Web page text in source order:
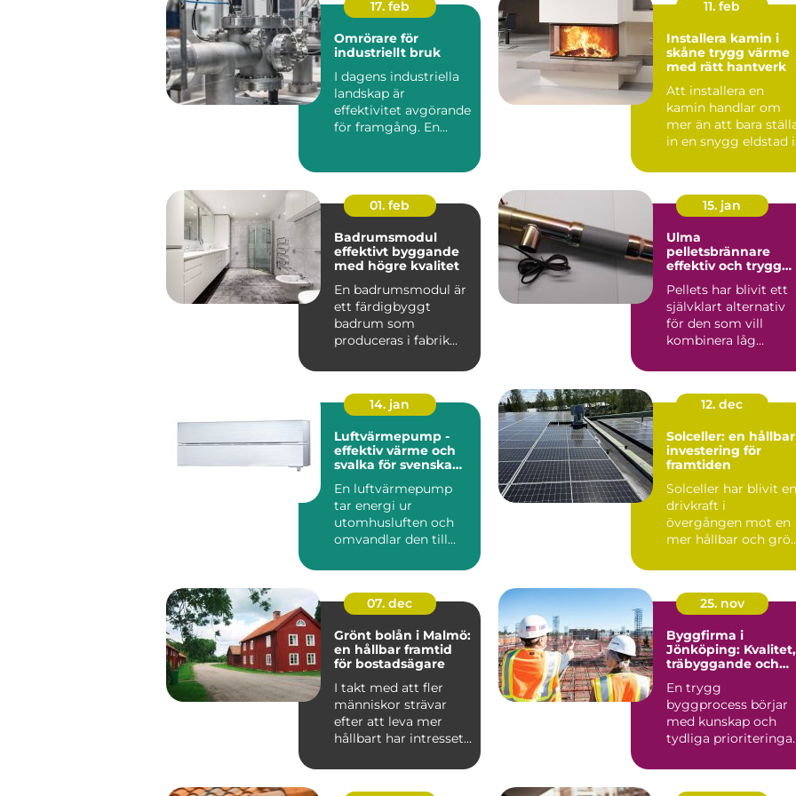
17. feb
Omrörare för
industriellt bruk
I dagens industriella
landskap är
effektivitet avgörande
för framgång. En
11. feb
Installera kamin i
skåne trygg värme
med rätt hantverk
Att installera en
kamin handlar om
mer än att bara
in en snygg eldstad i
vä...
01. feb
Badrumsmodul
effektivt byggande
med högre kvalitet
En badrumsmodul är
ett färdigbyggt
badrum som
produceras i fabrik
komplett till byggar...
15. jan
Ulma
pelletsbrännare
effektiv och trygg
Pellets har blivit ett
självklart alternativ
för den som vill
kombinera låg
d med ...
14. jan
Luftvärmepump -
effektiv värme och
svalka för svenska
En luftvärmepump
tar energi ur
utomhusluften och
omvandlar den till
inomh...
12. dec
Solceller: en hållbar
investering för
framtiden
Solceller har blivit en
drivkraft i
övergången mot en
mer hållbar och
07. dec
Grönt bolån i Malmö:
en hållbar framtid
för bostadsägare
I takt med att fler
människor strävar
efter att leva mer
hållbart har intresset
25. nov
Byggfirma i
Jönköping: Kvalitet,
träbyggande och
En trygg
byggprocess börjar
med kunskap och
tydliga